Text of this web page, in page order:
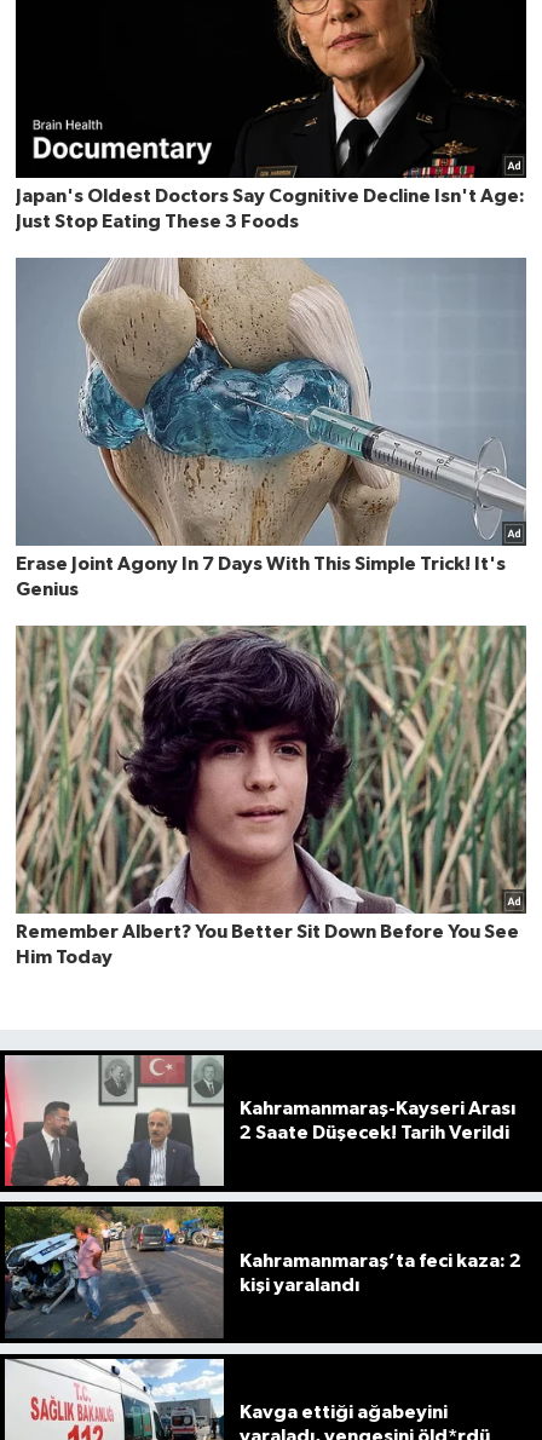
Kahramanmaraş-Kayseri Arası
2 Saate Düşecek! Tarih Verildi
Kahramanmaraş’ta feci kaza: 2
kişi yaralandı
Kavga ettiği ağabeyini